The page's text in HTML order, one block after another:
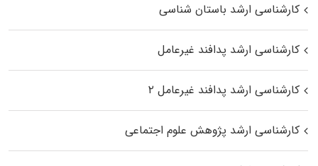
کارشناسی ارشد باستان شناسی
کارشناسی ارشد پدافند غیرعامل
کارشناسی ارشد پدافند غیرعامل ۲
کارشناسی ارشد پژوهش علوم اجتماعی